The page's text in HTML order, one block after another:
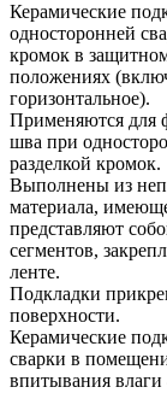
Керамические
односторонней
кромок в
положениях
горизонтальное).
Применяются для
шва при
разделкой кромок.
Выполнены из
материала,
представляют
сегментов,
ленте.
Подкладки
поверхности.
Керамические
сварки в
впитывания влаги